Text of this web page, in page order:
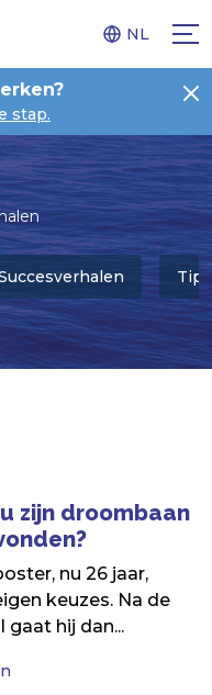
NL
stap.
zijn droombaan
nu 26 jaar,
keuzes. Na de
hij dan...